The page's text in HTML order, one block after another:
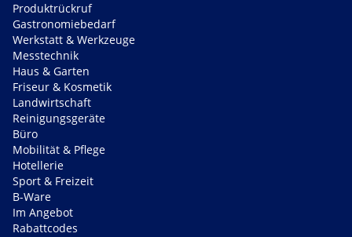
Produktrückruf
Gastronomiebedarf
Werkstatt & Werkzeuge
Messtechnik
Haus & Garten
Friseur & Kosmetik
Landwirtschaft
Reinigungsgeräte
Büro
Mobilität & Pflege
Hotellerie
Sport & Freizeit
B-Ware
Im Angebot
Rabattcodes